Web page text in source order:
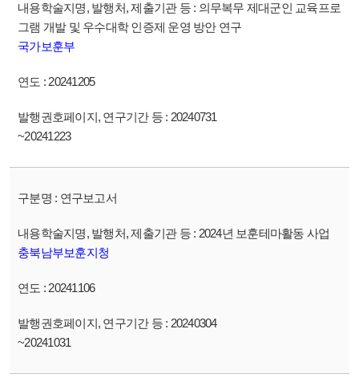
의무복무 제대군인 교육프로
그램 개발 및 우수대학 인증제 운영 방안 연구
국가보훈부
20241205
20240731
~20241223
연구보고서
2024년 보훈테마활동 사업
충북남부보훈지청
20241106
20240304
~20241031